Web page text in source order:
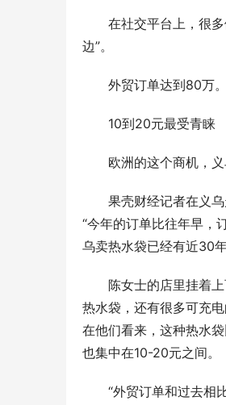
在社交平台上，很
边”。
外贸订单达到80万。
10到20元最受青睐
欧洲的这个商机，
果壳财经记者在义
“今年的订单比往年早，
乌卖热水袋已经有近30
陈女士的店里挂着
热水袋，还有很多可充
在他们看来，这种热水
也集中在10-20元之间。
“外贸订单和过去相